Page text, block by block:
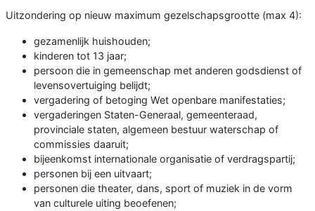
Uitzondering op nieuw maximum gezelschapsgrootte (max 4):
gezamenlijk huishouden;
kinderen tot 13 jaar;
persoon die in gemeenschap met anderen godsdienst of
levensovertuiging belijdt;
vergadering of betoging Wet openbare manifestaties;
vergaderingen Staten-Generaal, gemeenteraad,
provinciale staten, algemeen bestuur waterschap of
commissies daaruit;
bijeenkomst internationale organisatie of verdragspartij;
personen bij een uitvaart;
personen die theater, dans, sport of muziek in de vorm
van culturele uiting beoefenen;